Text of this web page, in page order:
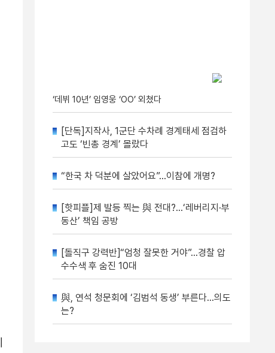
‘데뷔 10년’ 임영웅 ‘OO’ 외쳤다
[단독]지작사, 1군단 수차례 경계태세 점검하
고도 ‘빈총 경계’ 몰랐다
“한국 차 덕분에 살았어요”…이참에 개명?
[핫피플]제 발등 찍는 與 전대?…‘레버리지·부
동산’ 책임 공방
[돌직구 강력반]“엄청 잘못한 거야”…경찰 압
수수색 후 숨진 10대
與, 연석 청문회에 ‘김범석 동생’ 부른다…의도
는?